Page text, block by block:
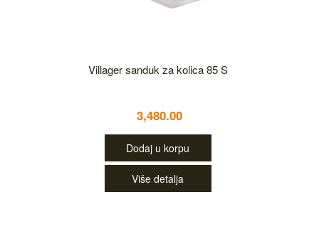
Villager sanduk za kolica 85 S
3,480.00
Dodaj u korpu
Više detalja